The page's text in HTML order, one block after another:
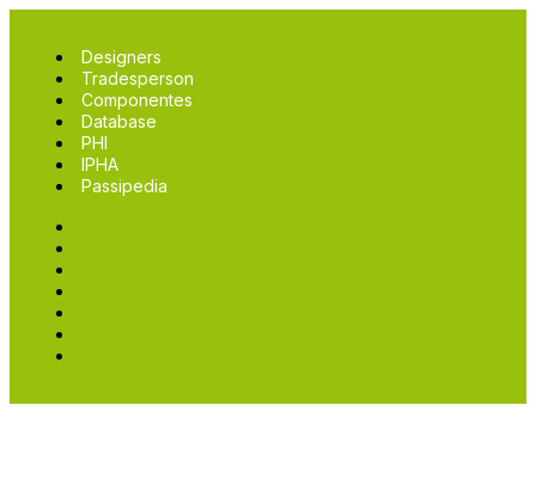
Designers
Tradesperson
Componentes
Database
PHI
IPHA
Passipedia